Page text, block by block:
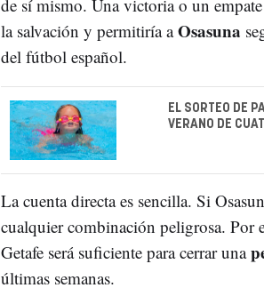
de sí mismo. Una victoria o un
la salvación y permitiría aOsasuna
del fútbol español.
EL SORTEO DE
VERANO DE
La cuenta directa es sencilla. Si
cualquier combinación peligrosa. Por
Getafe será suficiente para cerrar una
últimas semanas.